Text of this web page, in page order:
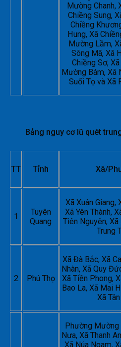
Mường Chanh,
Chiềng Sung,
Chiềng
Hung, Xã
Mường Lầm,
Sông Mã, Xã
Chiềng Sơ, Xã
Mường Bám, Xã
Suối Tọ và Xã
Bảng nguy cơ lũ quét
TT Tỉnh Xã/
1
Tuyên
Quang
Xã Xuân Giang,
Xã Yên Thành,
Tiên Nguyên,
Trung
2 Phú Thọ
Xã Đà Bắc, Xã
Nhàn, Xã Quy
Xã Tiền Phong,
Bao La, Xã Mai
Xã
Phường Mường
Nưa, Xã Thanh
Xã Núa Ngam,